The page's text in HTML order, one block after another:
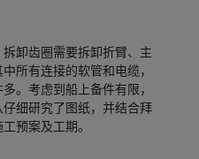
卸齿圈需要拆卸折臂、主
所有连接的软管和电缆，
。考虑到船上备件有限，
细研究了图纸，并结合拜
预案及工期。